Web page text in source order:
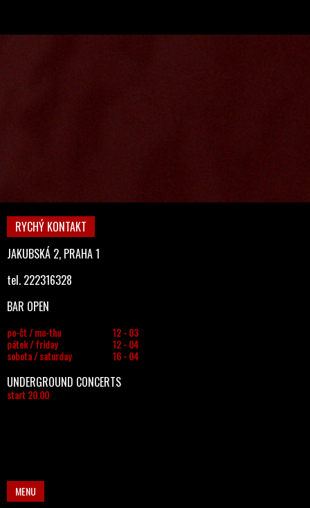
RYCHÝ KONTAKT
JAKUBSKÁ 2, PRAHA 1
tel. 222316328
BAR OPEN
po-čt / mo-thu
12 - 03
pátek / friday
12 - 04
sobota / saturday
16 - 04
UNDERGROUND CONCERTS
start 20.00
MENU